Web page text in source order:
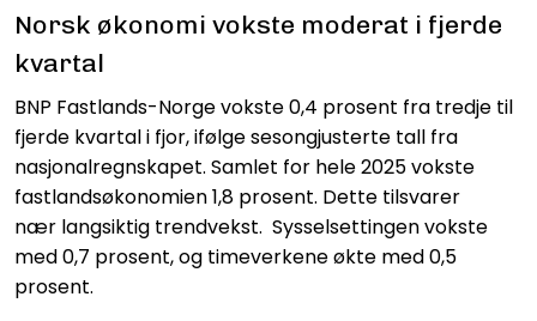
Norsk økonomi vokste moderat i fjerde
kvartal
BNP Fastlands-Norge vokste 0,4 prosent fra tredje til
fjerde kvartal i fjor, ifølge sesongjusterte tall fra
nasjonalregnskapet. Samlet for hele 2025 vokste
fastlandsøkonomien 1,8 prosent. Dette tilsvarer
nær langsiktig trendvekst. Sysselsettingen vokste
med 0,7 prosent, og timeverkene økte med 0,5
prosent.